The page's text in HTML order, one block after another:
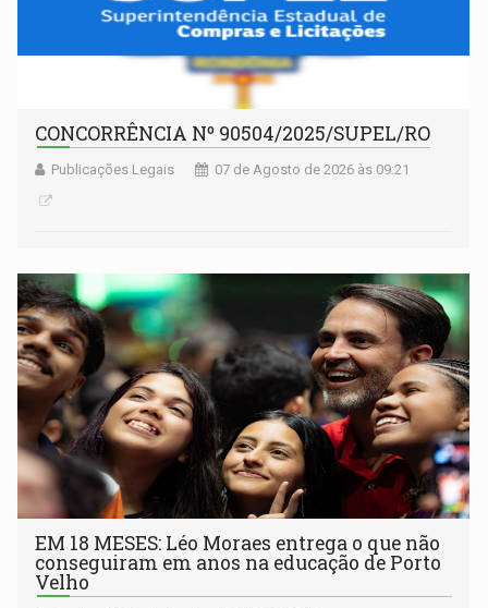
CONCORRÊNCIA Nº 90504/2025/SUPEL/RO
Publicações Legais 07 de Agosto de 2026 às 09:21
EM 18 MESES: Léo Moraes entrega o que não
conseguiram em anos na educação de Porto
Velho